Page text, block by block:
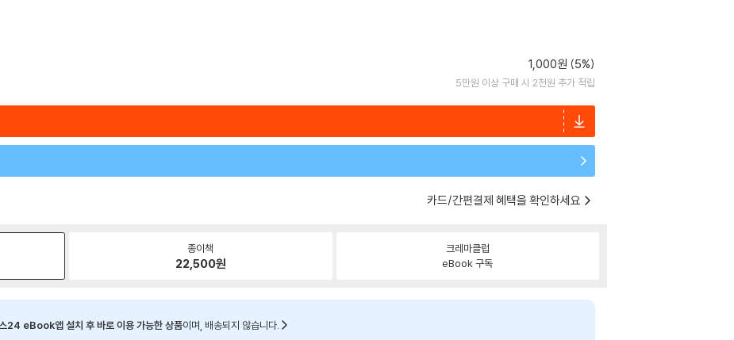
1,000원 (5%)
5만원 이상 구매 시 2천원 추가 적립
카드/간편결제 혜택을 확인하세요
종이책
22,500원
크레마클럽
eBook 구독
24 eBook앱 설치 후 바로 이용 가능한 상품이며, 배송되지 않습니다.